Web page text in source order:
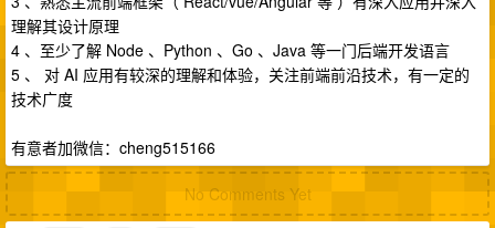
理解其设计原理
4 、至少了解 Node 、Python 、Go 、Java 等一门后端开发语言
5 、 对 AI 应用有较深的理解和体验，关注前端前沿技术，有一定的
技术广度
有意者加微信：cheng515166
No Comments Yet